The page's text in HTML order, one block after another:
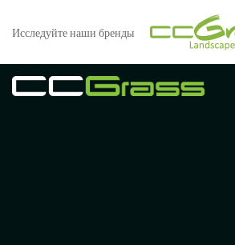
Исследуйте наши бренды